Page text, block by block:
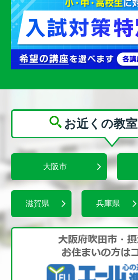
お近くの教
大阪市
滋賀県 兵庫県